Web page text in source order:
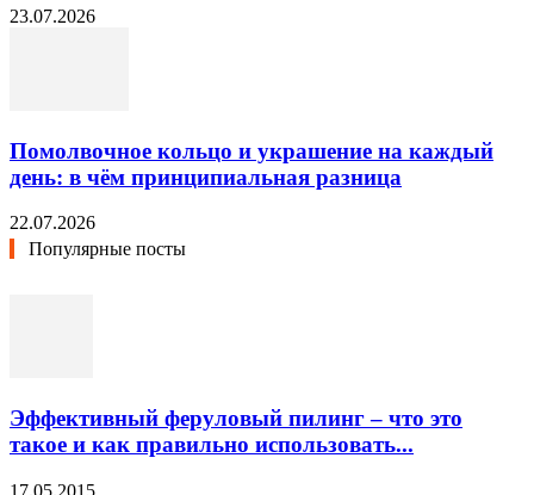
23.07.2026
Помолвочное кольцо и украшение на каждый
день: в чём принципиальная разница
22.07.2026
Популярные посты
Эффективный феруловый пилинг – что это
такое и как правильно использовать...
17.05.2015